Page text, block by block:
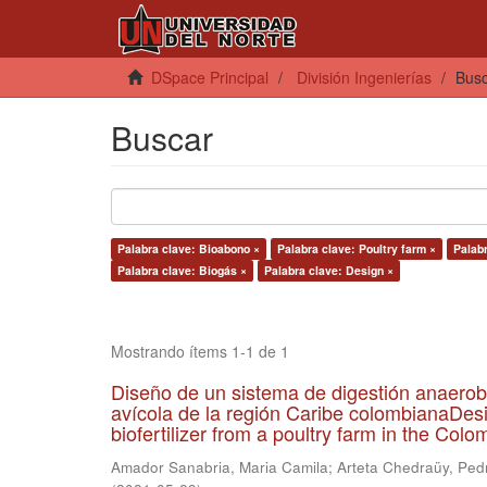
DSpace Principal División Ingenierías
Buscar
Palabra clave: Bioabono × Palabra clave: Poultry farm ×
Palabra clave: Biogás ×
Palabra clave: Design ×
Mostrando ítems 1-1 de 1
Diseño de un sistema de digestión
avícola de la región Caribe
biofertilizer from a poultry farm in the
Amador Sanabria, Maria Camila; Arteta Chedraüy,